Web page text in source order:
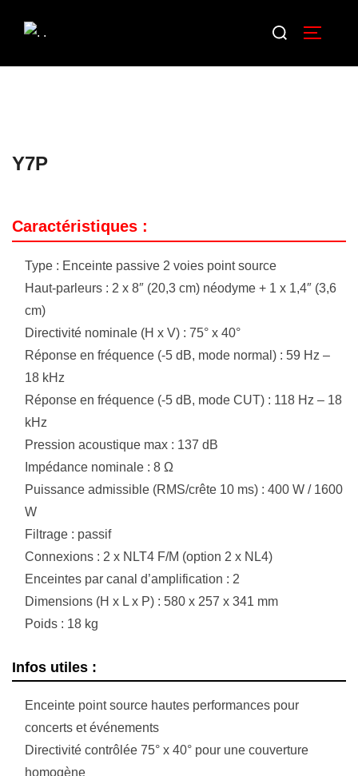
Y7P
Caractéristiques :
Type : Enceinte passive 2 voies point source
Haut-parleurs : 2 x 8″ (20,3 cm) néodyme + 1 x 1,4″ (3,6
cm)
Directivité nominale (H x V) : 75° x 40°
Réponse en fréquence (-5 dB, mode normal) : 59 Hz –
18 kHz
Réponse en fréquence (-5 dB, mode CUT) : 118 Hz – 18
kHz
Pression acoustique max : 137 dB
Impédance nominale : 8 Ω
Puissance admissible (RMS/crête 10 ms) : 400 W / 1600
W
Filtrage : passif
Connexions : 2 x NLT4 F/M (option 2 x NL4)
Enceintes par canal d’amplification : 2
Dimensions (H x L x P) : 580 x 257 x 341 mm
Poids : 18 kg
Infos utiles :
Enceinte point source hautes performances pour
concerts et événements
Directivité contrôlée 75° x 40° pour une couverture
homogène